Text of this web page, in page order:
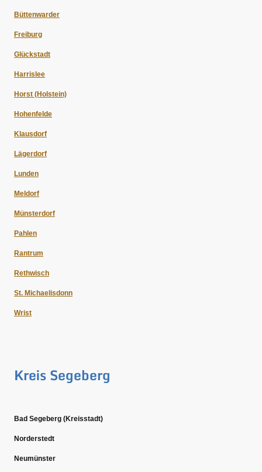
Büttenwarder
Freiburg
Glückstadt
Harrislee
Horst (Holstein)
Hohenfelde
Klausdorf
Lägerdorf
Lunden
Meldorf
Münsterdorf
Pahlen
Rantrum
Rethwisch
St. Michaelisdonn
Wrist
Kreis Segeberg
Bad Segeberg (Kreisstadt)
Norderstedt
Neumünster